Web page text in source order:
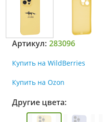
Артикул: 283096
Купить на WildBerries
Купить на Ozon
Другие цвета: